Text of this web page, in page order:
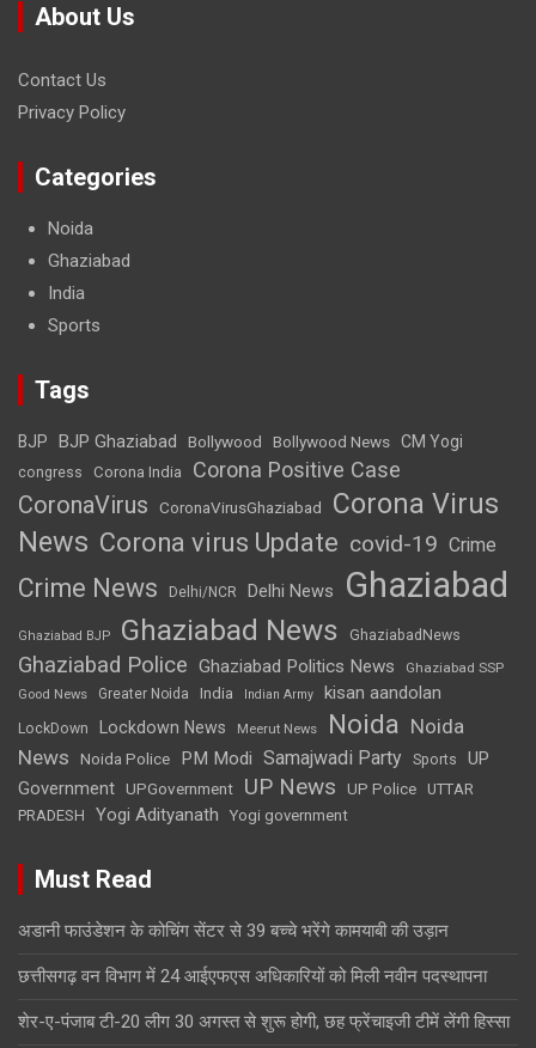
About Us
Contact Us
Privacy Policy
Categories
Noida
Ghaziabad
India
Sports
Tags
BJP BJP Ghaziabad Bollywood Bollywood News CM Yogi
congress Corona India Corona Positive Case
CoronaVirus CoronaVirusGhaziabad
Corona Virus
News Corona virus Update covid-19 Crime
Crime News Delhi/NCR Delhi News Ghaziabad
Ghaziabad BJP Ghaziabad News GhaziabadNews
Ghaziabad Police Ghaziabad Politics News Ghaziabad SSP
Good News Greater Noida India Indian Army kisan aandolan
LockDown Lockdown News Meerut News Noida Noida
News
Noida Police PM Modi Samajwadi Party Sports
UP
Government UPGovernment UP News UP Police
UTTAR
PRADESH
Yogi Adityanath Yogi government
Must Read
अडानी फाउंडेशन के कोचिंग सेंटर से 39 बच्चे भरेंगे कामयाबी की उड़ान
छत्तीसगढ़ वन विभाग में 24 आईएफएस अधिकारियों को मिली नवीन पदस्थापना
शेर-ए-पंजाब टी-20 लीग 30 अगस्त से शुरू होगी, छह फ्रेंचाइजी टीमें लेंगी हिस्सा